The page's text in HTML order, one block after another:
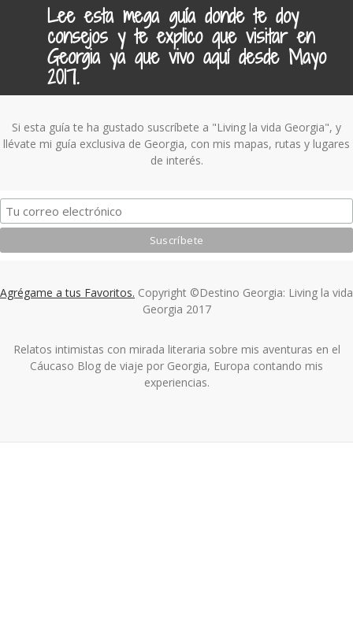
Lee esta mega guía donde te doy
consejos y te explico que visitar en
Georgia ya que vivo aquí desde Mayo
2017.
Si esta guía te ha gustado suscríbete a "Living la vida Georgia", y
llévate mi guía exclusiva de Georgia, con mis mapas, rutas y lugares
de interés.
Agrégame a tus Favoritos. Copyright ©Destino Georgia: Living la vida
Georgia 2017
Relatos intimistas con mirada literaria sobre mis aventuras en el
Cáucaso Blog de viaje por Georgia, Europa contando mis
experiencias.